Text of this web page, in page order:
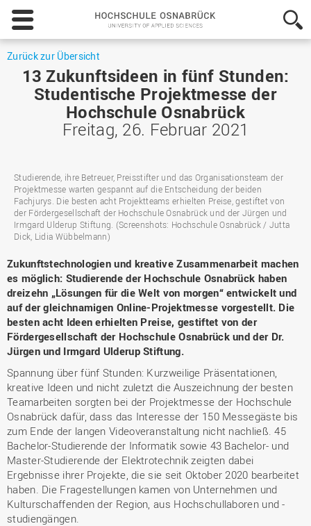
Hochschule
Osnabrück
-
Applied
Sciences
Zurück zur Übersicht
13 Zukunftsideen in fünf Stunden:
Studentische Projektmesse der
Hochschule Osnabrück
Freitag, 26. Februar 2021
Studierende, ihre Betreuer, Preisstifter und das Organisationsteam der
Projektmesse warten gespannt auf die Entscheidung der beiden
Fachjurys. Die besten acht Projektteams erhielten Preise, gestiftet von
der Fördergesellschaft der Hochschule Osnabrück und der Jürgen und
Irmgard Ulderup Stiftung. (Screenshots: Hochschule Osnabrück / Jutta
Dick, Lidia Wübbelmann)
Zukunftstechnologien und kreative Zusammenarbeit machen
es möglich: Studierende der Hochschule Osnabrück haben
dreizehn „Lösungen für die Welt von morgen“ entwickelt und
auf der gleichnamigen Online-Projektmesse vorgestellt. Die
besten acht Ideen erhielten Preise, gestiftet von der
Fördergesellschaft der Hochschule Osnabrück und der Dr.
Jürgen und Irmgard Ulderup Stiftung.
Spannung über fünf Stunden: Kurzweilige Präsentationen,
kreative Ideen und nicht zuletzt die Auszeichnung der besten
Teamarbeiten sorgten bei der Projektmesse der Hochschule
Osnabrück dafür, dass das Interesse der 150 Messegäste bis
zum Ende der langen Videoveranstaltung nicht nachließ. 45
Bachelor-Studierende der Informatik sowie 43 Bachelor- und
Master-Studierende der Elektrotechnik zeigten dabei
Ergebnisse ihrer Projekte, die sie seit Oktober 2020 bearbeitet
haben. Die Fragestellungen kamen von Unternehmen und
Kulturschaffenden der Region, aus Hochschullaboren und -
studiengängen.